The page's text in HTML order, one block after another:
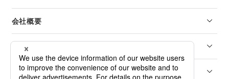
会社概要
リーガル
カスタマーサービス